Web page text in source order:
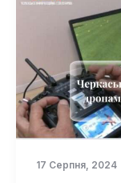
17 Серпня, 2024